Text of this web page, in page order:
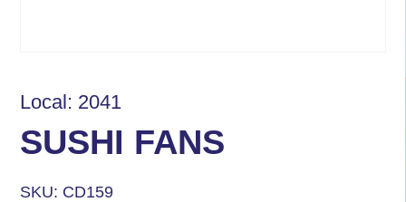
Local: 2041
SUSHI FANS
SKU: CD159